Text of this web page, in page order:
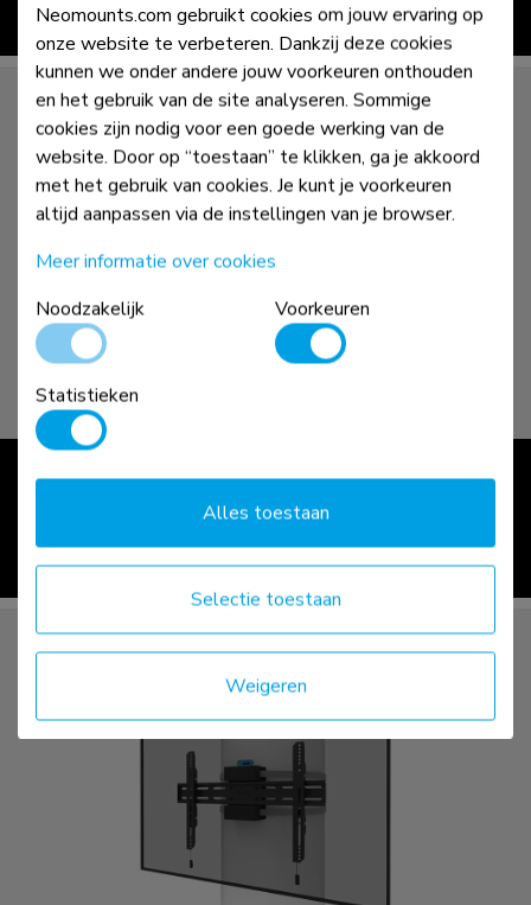
bekijk >
Vloer
Neomounts.com gebruikt cookies om jouw ervaring op
onze website te verbeteren. Dankzij deze cookies
kunnen we onder andere jouw voorkeuren onthouden
en het gebruik van de site analyseren. Sommige
cookies zijn nodig voor een goede werking van de
website. Door op “toestaan” te klikken, ga je akkoord
met het gebruik van cookies. Je kunt je voorkeuren
altijd aanpassen via de instellingen van je browser.
Meer informatie over cookies
Noodzakelijk
Voorkeuren
Statistieken
Weigeren
Selectie toestaan
Alles toestaan